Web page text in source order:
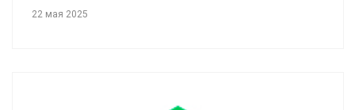
22 мая 2025